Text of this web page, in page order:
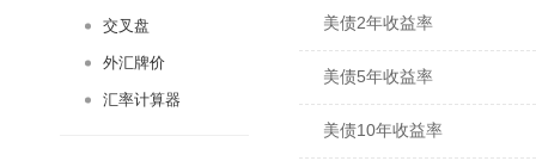
交叉盘
外汇牌价
汇率计算器
美债2年收益率
美债5年收益率
美债10年收益率